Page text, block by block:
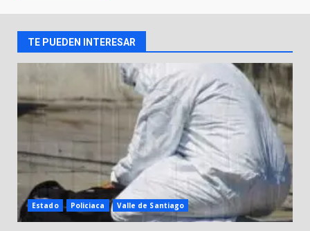
2
3
Aprender jugando también salva
vidas.
8 de agosto de 2026
4
Incendio en taller mecánico de
Puerto de Águila:
7 de agosto de 2026
TE PUEDEN INTERESAR
Estado Policiaca Valle de Santiago